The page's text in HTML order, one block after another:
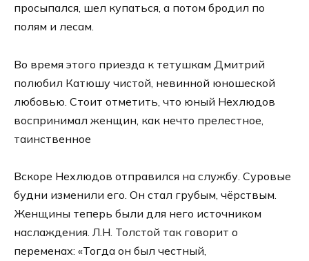
просыпался, шел купаться, а потом бродил по
полям и лесам.
Во время этого приезда к тетушкам Дмитрий
полюбил Катюшу чистой, невинной юношеской
любовью. Стоит отметить, что юный Нехлюдов
воспринимал женщин, как нечто прелестное,
таинственное
Вскоре Нехлюдов отправился на службу. Суровые
будни изменили его. Он стал грубым, чёрствым.
Женщины теперь были для него источником
наслаждения. Л.Н. Толстой так говорит о
переменах: «Тогда он был честный,